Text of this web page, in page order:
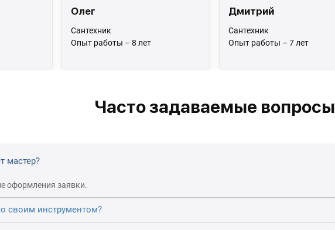
Олег
Сантехник
Опыт работы – 8 лет
Дмитрий
Сантехник
Опыт работы – 7 лет
Часто задаваемые вопросы
мастер?
оформления заявки.
своим инструментом?